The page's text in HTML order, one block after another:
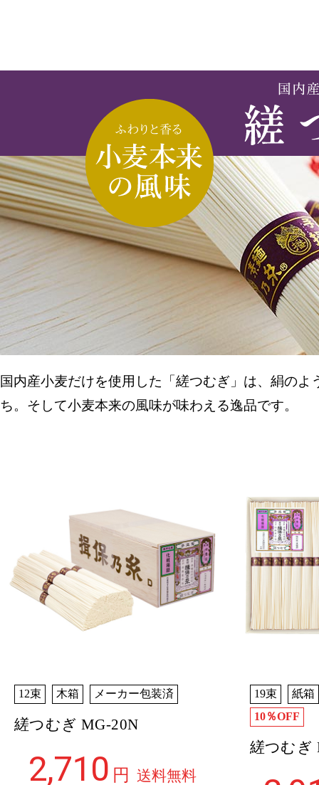
国内産小麦だけを使用した「縒つむぎ」は、絹の
ち。そして小麦本来の風味が味わえる逸品です。
12束 木箱 メーカー包装済
縒つむぎ MG-20N
2,710 円
19束
紙箱
10％OFF
縒つむぎ